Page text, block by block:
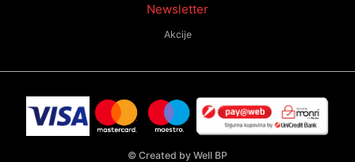
Newsletter
Akcije
© Created by Well BP